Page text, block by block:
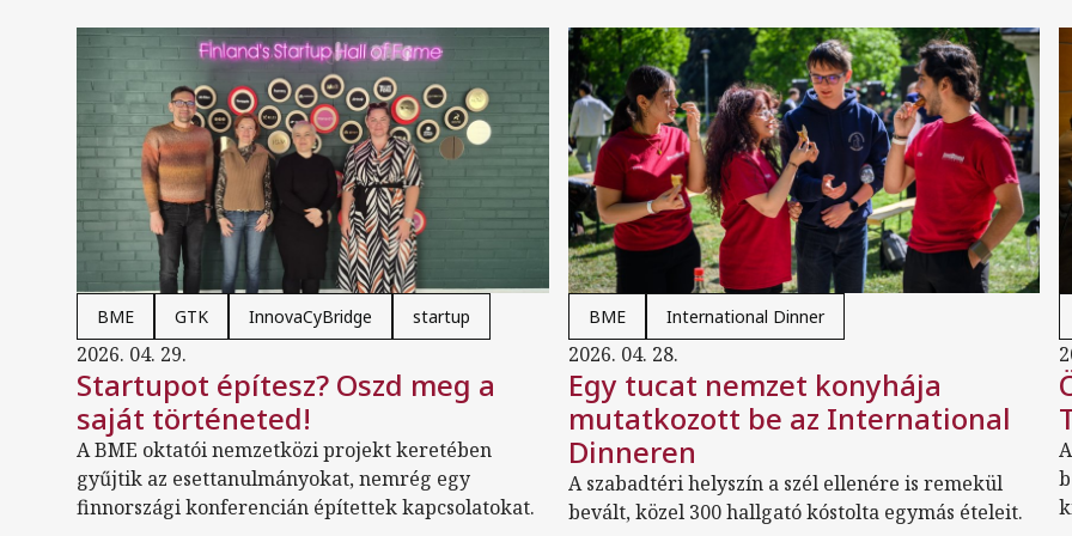
BME GTK InnovaCyBridge startup
2026. 04. 29.
Startupot építesz? Oszd meg a
saját történeted!
A BME oktatói nemzetközi projekt keretében
gyűjtik az esettanulmányokat, nemrég egy
finnországi konferencián építettek kapcsolatokat.
BME International Dinner
2026. 04. 28.
Egy tucat nemzet konyhája
mutatkozott be az International
Dinneren
A szabadtéri helyszín a szél ellenére is remekül
bevált, közel 300 hallgató kóstolta egymás ételeit.